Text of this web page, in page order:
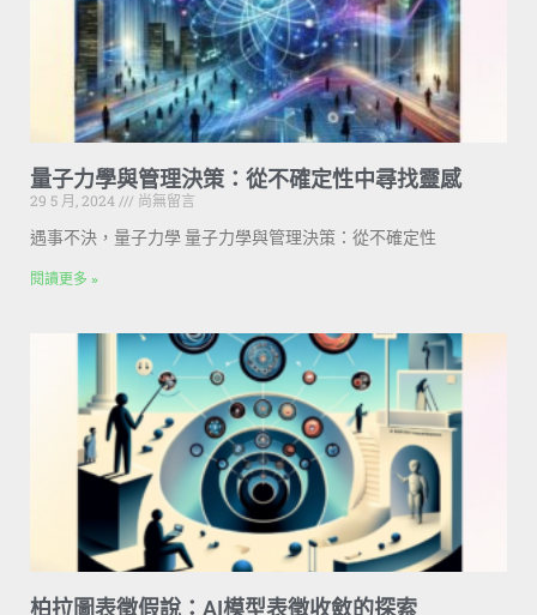
量子力學與管理決策：從不確定性中尋找靈感
29 5 月, 2024
尚無留言
遇事不決，量子力學 量子力學與管理決策：從不確定性
閱讀更多 »
柏拉圖表徵假說：AI模型表徵收斂的探索